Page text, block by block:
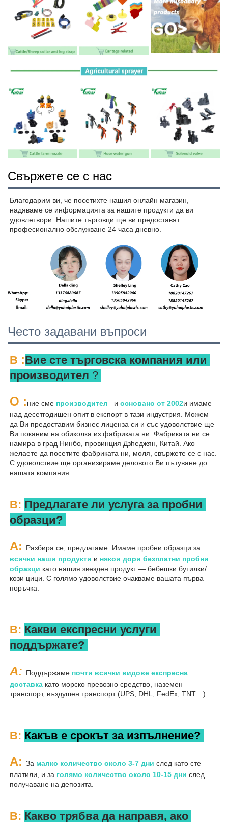
Свържете се с нас
Благодарим ви, че посетихте нашия онлайн магазин,
надяваме се информацията за нашите продукти да ви
удовлетвори. Нашите търговци ще ви предоставят
професионално обслужване 24 часа дневно.
Често задавани въпроси
В :Вие сте търговска компания или
производител ?
О :ние сме производител и основано от 2002и имаме
над десетгодишен опит в експорт в тази индустрия. Можем
да Ви предоставим бизнес лиценза си и със удоволствие ще
Ви поканим на обиколка из фабриката ни. Фабриката ни се
намира в град Нинбо, провинция Дзheджян, Китай. Ако
желаете да посетите фабриката ни, моля, свържете се с нас.
С удоволствие ще организираме деловото Ви пътуване до
нашата компания.
В: Предлагате ли услуга за пробни
образци?
A:
всички наши продукти и някои дори безплатни пробни
образци като нашия звезден продукт — бебешки бутилки/
кози цици. С голямо удоволствие очакваме вашата първа
поръчка.
В: Какви експресни услуги
поддържате?
A: Поддържаме почти всички видове експресна
доставка като морско превозно средство, наземен
транспорт, въздушен транспорт (UPS, DHL, FedEx, TNT…)
В: Какъв е срокът за изпълнение?
A: За малко количество около 3-7 дни след като сте
платили, и за голямо количество около 10-15 дни след
получаване на депозита.
В: Какво трябва да направя, ако